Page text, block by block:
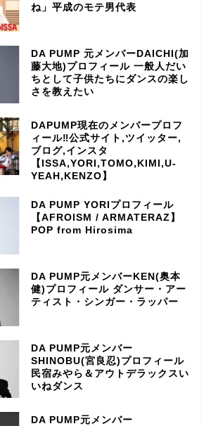
ね」平成のモテ男代表
DA PUMP 元メンバーDAICHI(加
藤大地)プロフィール 一般人だい
ちとして子供たちにダンスの楽し
さを教えたい
DAPUMP現在のメンバープロフ
ィール‼公式サイト,ツイッター,
ブログ,インスタ
【ISSA,YORI,TOMO,KIMI,U-
YEAH,KENZO】
DA PUMP YORIプロフィール
【AFROISM / ARMATERAZ】
POP from Hirosima
DA PUMP元メンバーKEN(奥本
健)プロフィール ダンサー・アー
ティスト・シンガー・ラッパー
DA PUMP元メンバー
SHINOBU(宮良忍)プロフィール
民宿みやら＆アウトデラックスい
いねダンス
DA PUMP元メンバー